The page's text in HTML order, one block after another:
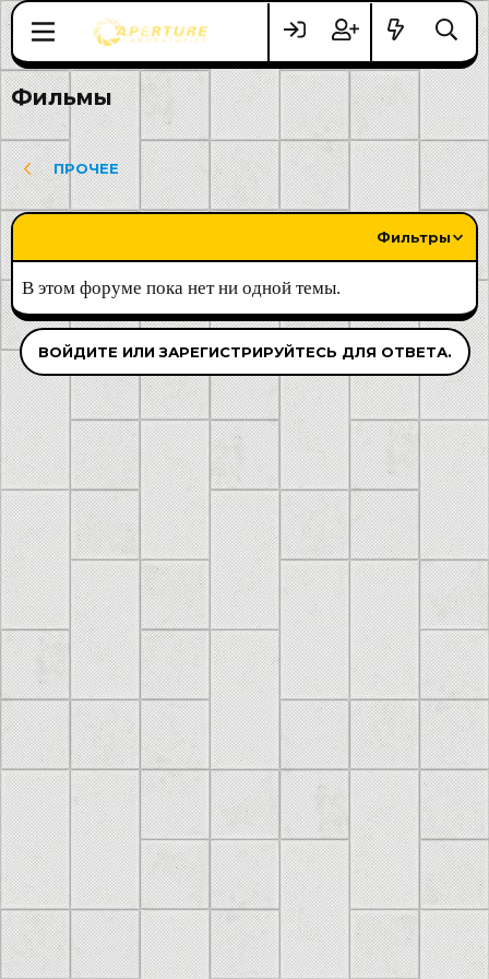
Фильмы
ПРОЧЕЕ
Фильтры
В этом форуме пока нет ни одной темы.
ВОЙДИТЕ ИЛИ ЗАРЕГИСТРИРУЙТЕСЬ ДЛЯ ОТВЕТА.